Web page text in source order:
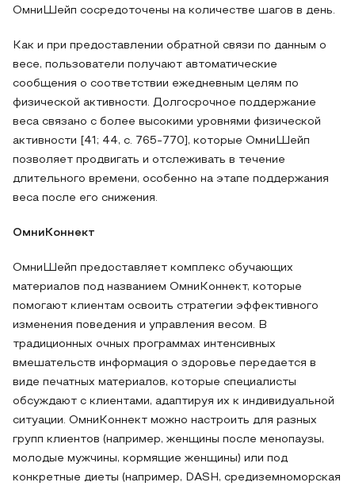
ОмниШейп сосредоточены на количестве шагов в день.
Как и при предоставлении обратной связи по данным о
весе, пользователи получают автоматические
сообщения о соответствии ежедневным целям по
физической активности. Долгосрочное поддержание
веса связано с более высокими уровнями физической
активности [41; 44, с. 765-770], которые ОмниШейп
позволяет продвигать и отслеживать в течение
длительного времени, особенно на этапе поддержания
веса после его снижения.
ОмниКоннект
ОмниШейп предоставляет комплекс обучающих
материалов под названием ОмниКоннект, которые
помогают клиентам освоить стратегии эффективного
изменения поведения и управления весом. В
традиционных очных программах интенсивных
вмешательств информация о здоровье передается в
виде печатных материалов, которые специалисты
обсуждают с клиентами, адаптируя их к индивидуальной
ситуации. ОмниКоннект можно настроить для разных
групп клиентов (например, женщины после менопаузы,
молодые мужчины, кормящие женщины) или под
конкретные диеты (например, DASH, средиземноморская